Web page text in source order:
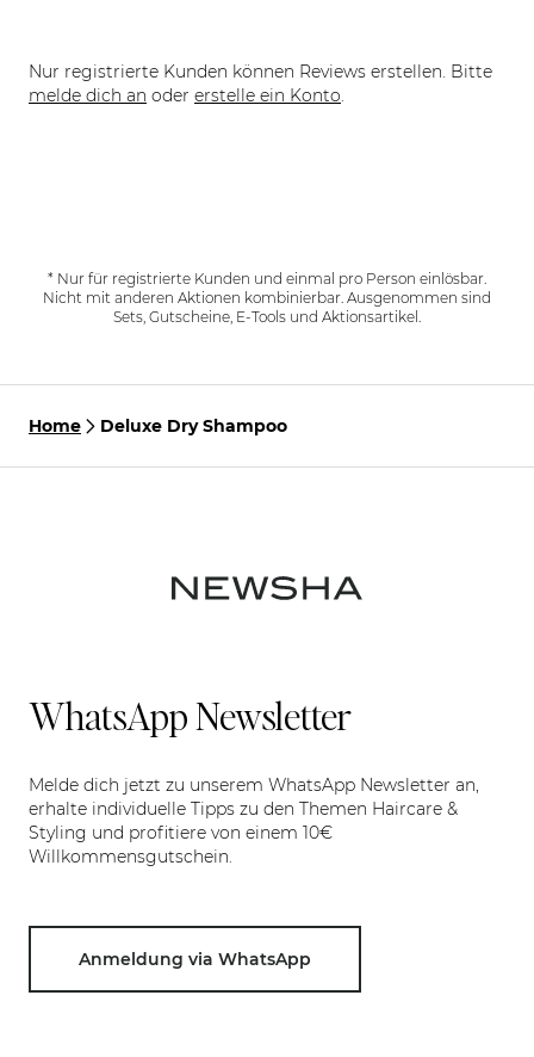
Nur registrierte Kunden können Reviews erstellen. Bitte
melde dich an oder erstelle ein Konto.
* Nur für registrierte Kunden und einmal pro Person einlösbar.
Nicht mit anderen Aktionen kombinierbar. Ausgenommen sind
Sets, Gutscheine, E-Tools und Aktionsartikel.
Home Deluxe Dry Shampoo
WhatsApp Newsletter
Melde dich jetzt zu unserem WhatsApp Newsletter an,
erhalte individuelle Tipps zu den Themen Haircare &
Styling und profitiere von einem 10€
Willkommensgutschein.
Anmeldung via WhatsApp